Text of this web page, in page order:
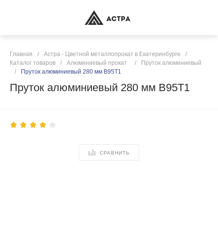
Главная / Астра - Цветной металлопрокат в Екатеринбурге
/
Каталог товаров
/ Алюминиевый прокат /
Пруток алюминиевый
/
Пруток алюминиевый 280 мм В95Т1
Пруток алюминиевый 280 мм В95Т1
СРАВНИТЬ